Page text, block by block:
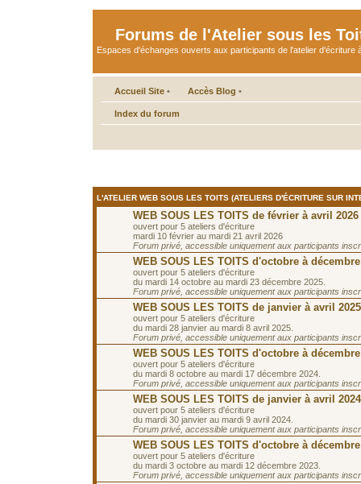
Forums de l'Atelier sous les
Espaces d'échanges ouverts aux participants de l'atelier d'écriture
Accueil Site • Accès Blog •
Index du forum
L'ATELIER WEB SOUS LES TOITS (ATELIERS D'ÉCRITURE SUR
WEB SOUS LES TOITS de février à avril 2026
ouvert pour 5 ateliers d'écriture
mardi 10 février au mardi 21 avril 2026
Forum privé, accessible uniquement aux participants
WEB SOUS LES TOITS d'octobre à décembre
ouvert pour 5 ateliers d'écriture
du mardi 14 octobre au mardi 23 décembre 2025.
Forum privé, accessible uniquement aux participants
WEB SOUS LES TOITS de janvier à avril 2025
ouvert pour 5 ateliers d'écriture
du mardi 28 janvier au mardi 8 avril 2025.
Forum privé, accessible uniquement aux participants
WEB SOUS LES TOITS d'octobre à décembre
ouvert pour 5 ateliers d'écriture
du mardi 8 octobre au mardi 17 décembre 2024.
Forum privé, accessible uniquement aux participants
WEB SOUS LES TOITS de janvier à avril 2024
ouvert pour 5 ateliers d'écriture
du mardi 30 janvier au mardi 9 avril 2024.
Forum privé, accessible uniquement aux participants
WEB SOUS LES TOITS d'octobre à décembre
ouvert pour 5 ateliers d'écriture
du mardi 3 octobre au mardi 12 décembre 2023.
Forum privé, accessible uniquement aux participants